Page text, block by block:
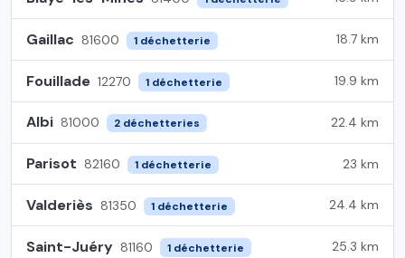
Gaillac 81600 1 déchetterie 18.7 km
Fouillade 12270 1 déchetterie 19.9 km
Albi 81000 2 déchetteries 22.4 km
Parisot 82160 1 déchetterie 23 km
Valderiès 81350 1 déchetterie 24.4 km
Saint-Juéry 81160 1 déchetterie 25.3 km